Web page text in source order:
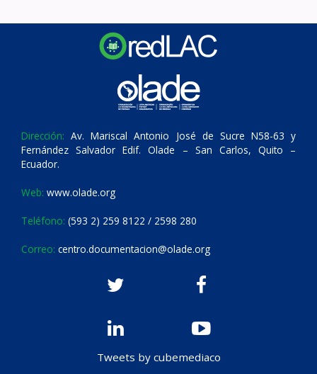
Dirección: Av. Mariscal Antonio José de Sucre N58-63 y
Fernández Salvador Edif. Olade – San Carlos, Quito –
Ecuador.
Web: www.olade.org
Teléfono: (593 2) 259 8122 / 2598 280
Correo: centro.documentacion@olade.org
Tweets by cubemediaco